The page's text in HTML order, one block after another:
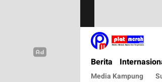
Plat Merah
Berita Terkini, Akurat,
Berita
Media Kampung